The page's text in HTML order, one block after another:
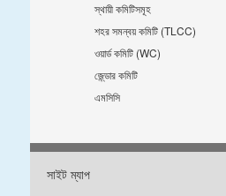
স্থায়ী কমিটিসমূহ
শহর সমন্বয় কমিটি (TLCC)
ওয়ার্ড কমিটি (WC)
জে্ন্ডার কমিটি
এমসিসি
সাইট ম্যাপ